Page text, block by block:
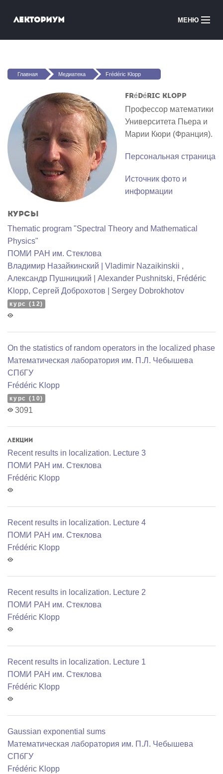
Лекториум МЕНЮ
Онлайн-школы
Courses in English
Вы здесь
Главная Медиатека Frédéric Klopp
Frédéric Klopp
Профессор математики
Университета Пьера и
Марии Кюри (Франция).
Персональная страница
Источник фото и
информации
Курсы
Thematic program "Spectral Theory and Mathematical
Physics"
ПОМИ РАН им. Стеклова
Владимир Назайкинский | Vladimir Nazaikinskii ,
Александр Пушницкий | Alexander Pushnitski, Frédéric
Klopp, Сергей Доброхотов | Sergey Dobrokhotov
курс (12)
On the statistics of random operators in the localized phase
Математичеcкая лаборатория им. П.Л. Чебышева
СПбГУ
Frédéric Klopp
курс (10)
3091
Лекции
Recent results in localization. Lecture 3
ПОМИ РАН им. Стеклова
Frédéric Klopp
Recent results in localization. Lecture 4
ПОМИ РАН им. Стеклова
Frédéric Klopp
Recent results in localization. Lecture 2
ПОМИ РАН им. Стеклова
Frédéric Klopp
Recent results in localization. Lecture 1
ПОМИ РАН им. Стеклова
Frédéric Klopp
Gaussian exponential sums
Математичеcкая лаборатория им. П.Л. Чебышева
СПбГУ
Frédéric Klopp